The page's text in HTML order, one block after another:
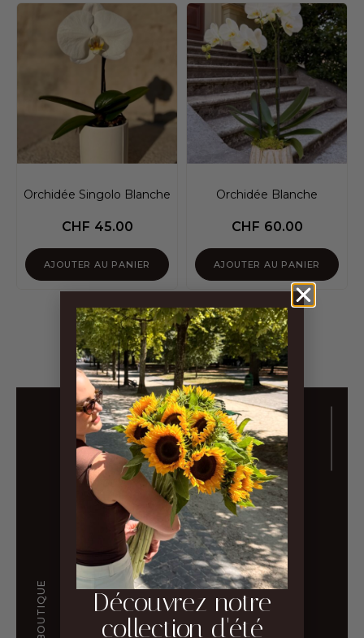
Orchidée Singolo Blanche
CHF 45.00
AJOUTER AU PANIER
Orchidée Blanche
CHF 60.00
AJOUTER AU PANIER
Découvrez notre
collection d'été